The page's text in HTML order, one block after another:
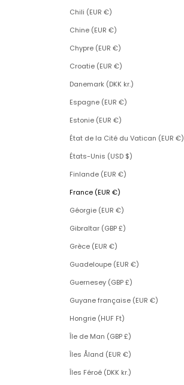
Chili (EUR €)
Chine (EUR €)
Chypre (EUR €)
Croatie (EUR €)
Danemark (DKK kr.)
Espagne (EUR €)
Estonie (EUR €)
État de la Cité du Vatican (EUR €)
États-Unis (USD $)
Finlande (EUR €)
France (EUR €)
Géorgie (EUR €)
Gibraltar (GBP £)
Grèce (EUR €)
Guadeloupe (EUR €)
Guernesey (GBP £)
Guyane française (EUR €)
Hongrie (HUF Ft)
Île de Man (GBP £)
Îles Åland (EUR €)
Îles Féroé (DKK kr.)